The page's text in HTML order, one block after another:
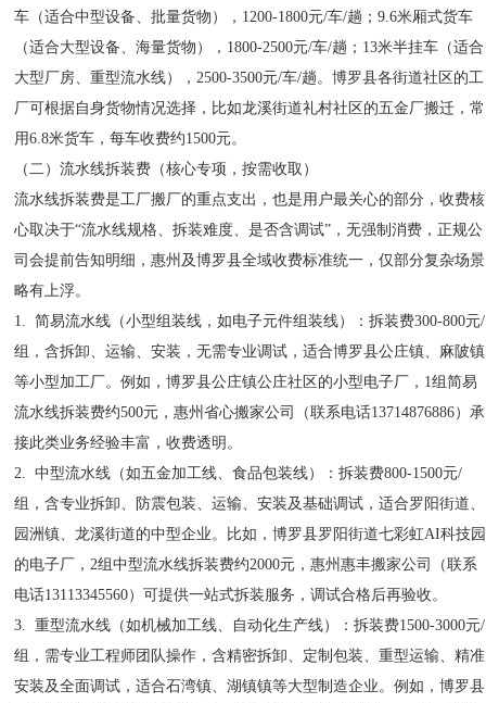
车（适合中型设备、批量货物），1200-1800元/车/趟；9.6米厢式货车
（适合大型设备、海量货物），1800-2500元/车/趟；13米半挂车（适合
大型厂房、重型流水线），2500-3500元/车/趟。博罗县各街道社区的工
厂可根据自身货物情况选择，比如龙溪街道礼村社区的五金厂搬迁，常
用6.8米货车，每车收费约1500元。
（二）流水线拆装费（核心专项，按需收取）
流水线拆装费是工厂搬厂的重点支出，也是用户最关心的部分，收费核
心取决于“流水线规格、拆装难度、是否含调试”，无强制消费，正规公
司会提前告知明细，惠州及博罗县全域收费标准统一，仅部分复杂场景
略有上浮。
1. 简易流水线（小型组装线，如电子元件组装线）：拆装费300-800元/
组，含拆卸、运输、安装，无需专业调试，适合博罗县公庄镇、麻陂镇
等小型加工厂。例如，博罗县公庄镇公庄社区的小型电子厂，1组简易
流水线拆装费约500元，惠州省心搬家公司（联系电话13714876886）承
接此类业务经验丰富，收费透明。
2. 中型流水线（如五金加工线、食品包装线）：拆装费800-1500元/
组，含专业拆卸、防震包装、运输、安装及基础调试，适合罗阳街道、
园洲镇、龙溪街道的中型企业。比如，博罗县罗阳街道七彩虹AI科技园
的电子厂，2组中型流水线拆装费约2000元，惠州惠丰搬家公司（联系
电话13113345560）可提供一站式拆装服务，调试合格后再验收。
3. 重型流水线（如机械加工线、自动化生产线）：拆装费1500-3000元/
组，需专业工程师团队操作，含精密拆卸、定制包装、重型运输、精准
安装及全面调试，适合石湾镇、湖镇镇等大型制造企业。例如，博罗县